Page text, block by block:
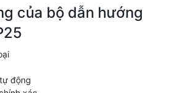
của bộ dẫn hướng
động